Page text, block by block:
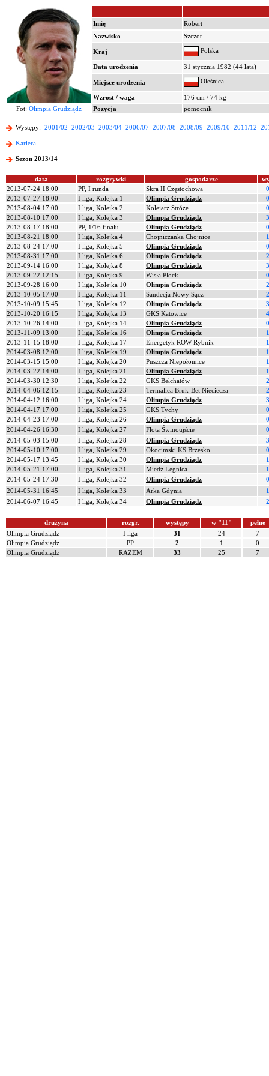
Imię
Robert
Nazwisko
Szczot
Kraj Polska
Data urodzenia 31 stycznia 1982 (44 lata)
Miejsce urodzenia Oleśnica
Wzrost / waga
176 cm / 74 kg
Fot: Olimpia Grudziądz Pozycja pomocnik
Występy: 2001/02 2002/03 2003/04 2006/07 2007/08 2008/09 2009/10 2011/12
Kariera
Sezon 2013/14
data rozgrywki gospodarze
2013-07-24 18:00
PP, I runda Skra II Częstochowa
2013-07-27 18:00
I liga, Kolejka 1 Olimpia Grudziądz
2013-08-04 17:00
I liga, Kolejka 2 Kolejarz Stróże
2013-08-10 17:00
I liga, Kolejka 3 Olimpia Grudziądz
2013-08-17 18:00
PP, 1/16 finału Olimpia Grudziądz
2013-08-21 18:00
I liga, Kolejka 4 Chojniczanka Chojnice
2013-08-24 17:00
I liga, Kolejka 5 Olimpia Grudziądz
2013-08-31 17:00
I liga, Kolejka 6 Olimpia Grudziądz
2013-09-14 16:00
I liga, Kolejka 8 Olimpia Grudziądz
2013-09-22 12:15
I liga, Kolejka 9 Wisła Płock
2013-09-28 16:00
I liga, Kolejka 10 Olimpia Grudziądz
2013-10-05 17:00
I liga, Kolejka 11 Sandecja Nowy Sącz
2013-10-09 15:45
I liga, Kolejka 12 Olimpia Grudziądz
2013-10-20 16:15
I liga, Kolejka 13 GKS Katowice
2013-10-26 14:00
I liga, Kolejka 14 Olimpia Grudziądz
2013-11-09 13:00
I liga, Kolejka 16 Olimpia Grudziądz
2013-11-15 18:00
I liga, Kolejka 17 Energetyk ROW Rybnik
2014-03-08 12:00
I liga, Kolejka 19 Olimpia Grudziądz
2014-03-15 15:00
I liga, Kolejka 20 Puszcza Niepołomice
2014-03-22 14:00
I liga, Kolejka 21 Olimpia Grudziądz
2014-03-30 12:30
I liga, Kolejka 22 GKS Bełchatów
2014-04-06 12:15
I liga, Kolejka 23 Termalica Bruk-Bet Nieciecza
2014-04-12 16:00
I liga, Kolejka 24 Olimpia Grudziądz
2014-04-17 17:00
I liga, Kolejka 25 GKS Tychy
2014-04-23 17:00
I liga, Kolejka 26 Olimpia Grudziądz
2014-04-26 16:30
I liga, Kolejka 27 Flota Świnoujście
2014-05-03 15:00
I liga, Kolejka 28 Olimpia Grudziądz
2014-05-10 17:00
I liga, Kolejka 29 Okocimski KS Brzesko
2014-05-17 13:45
I liga, Kolejka 30 Olimpia Grudziądz
2014-05-21 17:00
I liga, Kolejka 31 Miedź Legnica
2014-05-24 17:30
I liga, Kolejka 32 Olimpia Grudziądz
2014-05-31 16:45
I liga, Kolejka 33 Arka Gdynia
2014-06-07 16:45
I liga, Kolejka 34 Olimpia Grudziądz
drużyna rozgr. występy w "11"
pełne
Olimpia Grudziądz
I liga 31 24
7
Olimpia Grudziądz
PP 2 1
0
Olimpia Grudziądz
RAZEM 33 25 7